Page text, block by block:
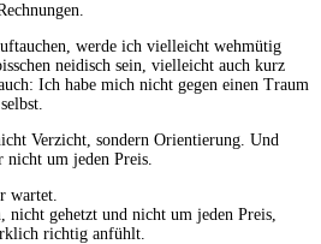
werde ich vielleicht wehmütig
neidisch sein, vielleicht auch kurz
Ich habe mich nicht gegen einen Traum
Verzicht, sondern Orientierung. Und
um jeden Preis.
wartet.
gehetzt und nicht um jeden Preis,
richtig anfühlt.